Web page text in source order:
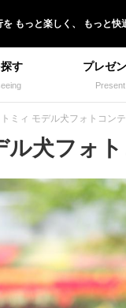
を もっと楽しく、 もっと快
す プレゼ
Present
ミィ モデル犬フォトコン
ル犬フォ